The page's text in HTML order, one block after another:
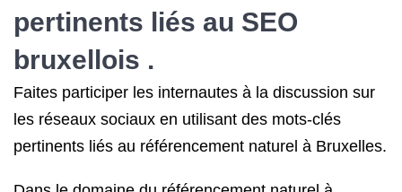
pertinents liés au SEO
bruxellois .
Faites participer les internautes à la discussion sur
les réseaux sociaux en utilisant des mots-clés
pertinents liés au référencement naturel à Bruxelles.